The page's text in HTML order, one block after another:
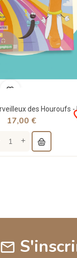
17,00 €
mail